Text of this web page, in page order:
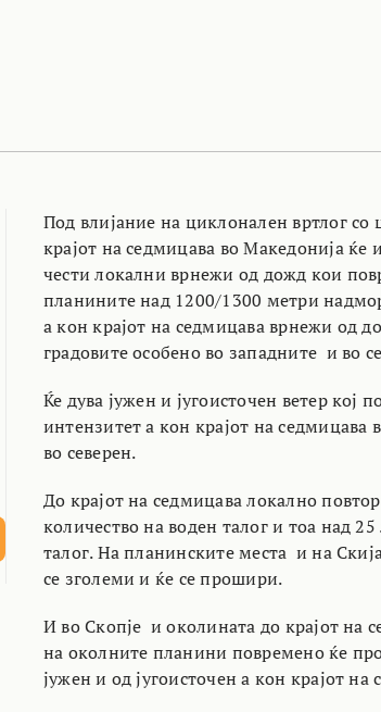
Под влијание на циклонален вртлог со
крајот на седмицава во Македонија
чести локални врнежи од дожд кои
планините над 1200/1300 метри
а кон крајот на седмицава врнежи од
градовите особено во западните и во
Ќе дува јужен и југоисточен ветер кој
интензитет а кон крајот на седмицава
во северен.
До крајот на седмицава локално
количество на воден талог и тоа над
талог. На планинските места и на
се зголеми и ќе се прошири.
И во Скопје и околината до крајот на
на околните планини повремено ќе
јужен и од југоисточен а кон крајот